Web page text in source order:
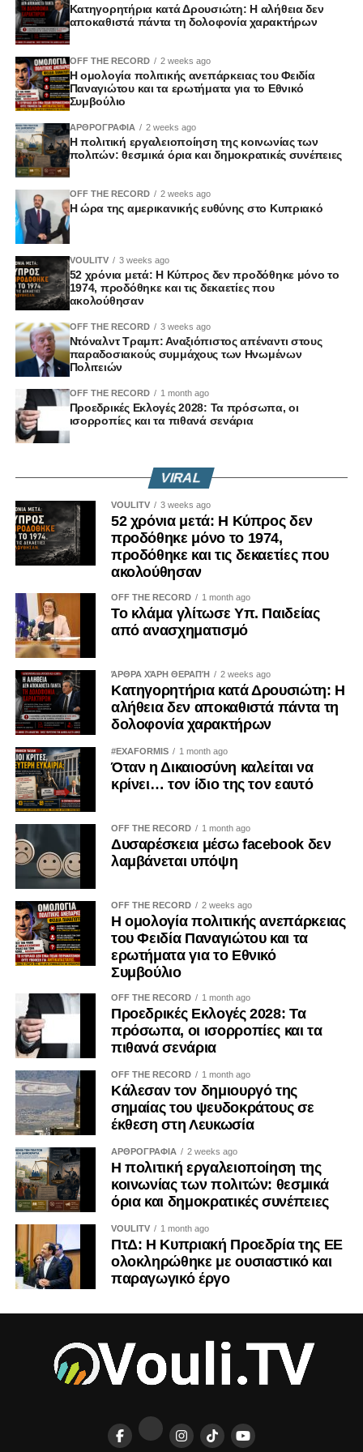
Ζωντανά στο Vouli TV και διαδικτυακά
Κατηγορητήρια κατά Δρουσιώτη: Η αλήθεια δεν
αποκαθιστά πάντα τη δολοφονία χαρακτήρων
OFF THE RECORD 2 weeks ago
Η ομολογία πολιτικής ανεπάρκειας του Φειδία
Παναγιώτου και τα ερωτήματα για το Εθνικό
Συμβούλιο
ΑΡΘΡΟΓΡΑΦΙΑ 2 weeks ago
Η πολιτική εργαλειοποίηση της κοινωνίας των
πολιτών: θεσμικά όρια και δημοκρατικές συνέπειες
OFF THE RECORD 2 weeks ago
Η ώρα της αμερικανικής ευθύνης στο Κυπριακό
VOULITV 3 weeks ago
52 χρόνια μετά: Η Κύπρος δεν προδόθηκε μόνο το
1974, προδόθηκε και τις δεκαετίες που
ακολούθησαν
OFF THE RECORD 3 weeks ago
Ντόναλντ Τραμπ: Αναξιόπιστος απέναντι στους
παραδοσιακούς συμμάχους των Ηνωμένων
Πολιτειών
OFF THE RECORD 1 month ago
Προεδρικές Εκλογές 2028: Τα πρόσωπα, οι
ισορροπίες και τα πιθανά σενάρια
VIRAL
VOULITV 3 weeks ago
52 χρόνια μετά: Η Κύπρος δεν
προδόθηκε μόνο το 1974,
προδόθηκε και τις δεκαετίες που
ακολούθησαν
OFF THE RECORD 1 month ago
Το κλάμα γλίτωσε Υπ. Παιδείας
από ανασχηματισμό
ΆΡΘΡΑ ΧΆΡΗ ΘΕΡΑΠΉ 2 weeks ago
Κατηγορητήρια κατά Δρουσιώτη: Η
αλήθεια δεν αποκαθιστά πάντα τη
δολοφονία χαρακτήρων
#EXAFORMIS 1 month ago
Όταν η Δικαιοσύνη καλείται να
κρίνει… τον ίδιο της τον εαυτό
OFF THE RECORD 1 month ago
Δυσαρέσκεια μέσω facebook δεν
λαμβάνεται υπόψη
OFF THE RECORD 2 weeks ago
Η ομολογία πολιτικής ανεπάρκειας
του Φειδία Παναγιώτου και τα
ερωτήματα για το Εθνικό
Συμβούλιο
OFF THE RECORD 1 month ago
Προεδρικές Εκλογές 2028: Τα
πρόσωπα, οι ισορροπίες και τα
πιθανά σενάρια
OFF THE RECORD 1 month ago
Κάλεσαν τον δημιουργό της
σημαίας του ψευδοκράτους σε
έκθεση στη Λευκωσία
ΑΡΘΡΟΓΡΑΦΙΑ 2 weeks ago
Η πολιτική εργαλειοποίηση της
κοινωνίας των πολιτών: θεσμικά
όρια και δημοκρατικές συνέπειες
VOULITV 1 month ago
ΠτΔ: Η Κυπριακή Προεδρία της ΕΕ
ολοκληρώθηκε με ουσιαστικό και
παραγωγικό έργο